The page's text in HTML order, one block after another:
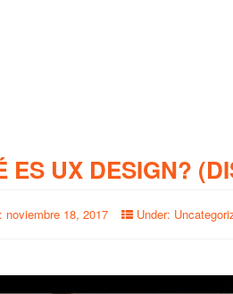
ES UX DESIGN?
noviembre 18, 2017 Under: